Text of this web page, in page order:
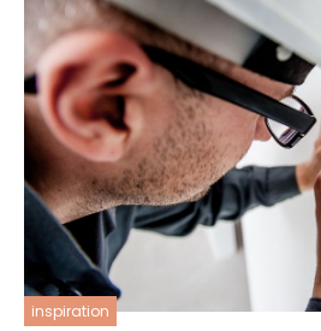
inspiration